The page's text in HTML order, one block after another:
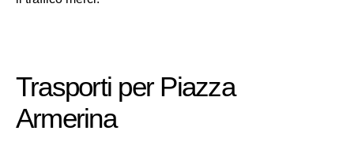
Trasporti per Piazza
Armerina